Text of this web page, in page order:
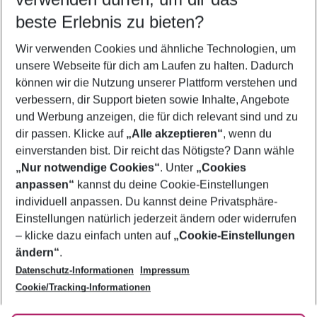
5-8 Nächte
2 Erwachsene Keine Kinder
Mehr Filter anzeigen
Footer
Footer navigation
Über uns
AGB
Bestpreisgarantie
Cookie-Einstellungen ändern
Cookie-Richtlinie
Agenturbetreuung
Barrierefreies Reisen
Folge uns
beste Erlebnis zu bieten?
Wir verwenden Cookies und ähnliche Technologien, um
unsere Webseite für dich am Laufen zu halten. Dadurch
können wir die Nutzung unserer Plattform verstehen und
verbessern, dir Support bieten sowie Inhalte, Angebote
und Werbung anzeigen, die für dich relevant sind und zu
dir passen. Klicke auf „Alle akzeptieren“, wenn du
einverstanden bist. Dir reicht das Nötigste? Dann wähle
„Nur notwendige Cookies“. Unter „Cookies
anpassen“ kannst du deine Cookie-Einstellungen
individuell anpassen. Du kannst deine Privatsphäre-
Einstellungen natürlich jederzeit ändern oder widerrufen
– klicke dazu einfach unten auf „Cookie-Einstellungen
ändern“.
Datenschutz-Informationen
Impressum
Cookie/Tracking-Informationen